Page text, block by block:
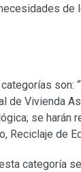
de
son:
de Vivienda
se
Reciclaje de
categoría